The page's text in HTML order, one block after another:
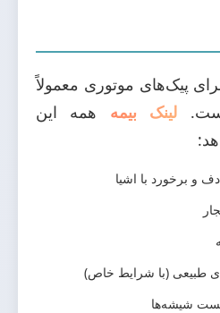
پیک‌های موتوری معمولاً
لینک بیمه همه این
و برخورد با اشیا
طبیعی (با شرایط خاص)
شیشه‌ها